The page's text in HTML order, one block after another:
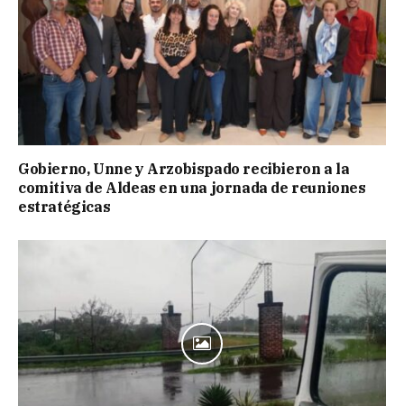
Gobierno, Unne y Arzobispado recibieron a la
comitiva de Aldeas en una jornada de reuniones
estratégicas